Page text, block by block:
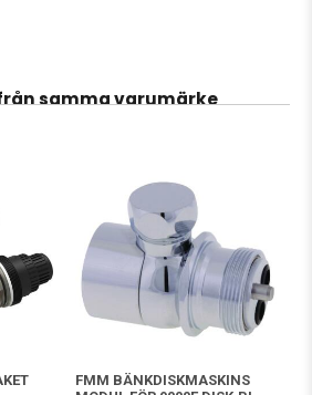
samma varumärke
FMM BÄNKDISKMASKINS